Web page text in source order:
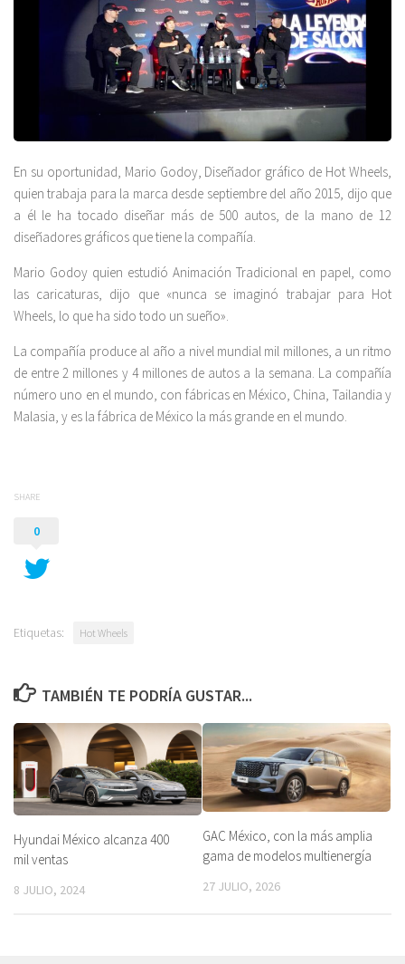
En su oportunidad, Mario Godoy, Diseñador gráfico de Hot Wheels,
quien trabaja para la marca desde septiembre del año 2015, dijo que
a él le ha tocado diseñar más de 500 autos, de la mano de 12
diseñadores gráficos que tiene la compañía.
Mario Godoy quien estudió Animación Tradicional en papel, como
las caricaturas, dijo que «nunca se imaginó trabajar para Hot
Wheels, lo que ha sido todo un sueño».
La compañía produce al año a nivel mundial mil millones, a un ritmo
de entre 2 millones y 4 millones de autos a la semana. La compañía
número uno en el mundo, con fábricas en México, China, Tailandia y
Malasia, y es la fábrica de México la más grande en el mundo.
SHARE
0
Etiquetas: Hot Wheels
TAMBIÉN TE PODRÍA GUSTAR...
Hyundai México alcanza 400
mil ventas
8 JULIO, 2024
GAC México, con la más amplia
gama de modelos multienergía
27 JULIO, 2026